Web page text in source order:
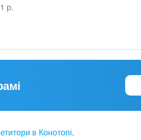
р.
в Конотопі.